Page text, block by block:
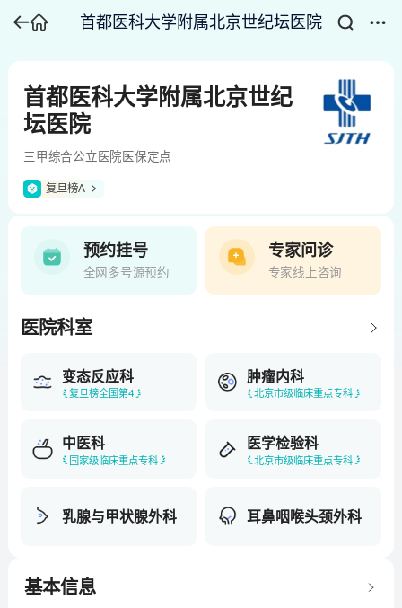
首都医科大学附属北京世纪坛医院
首都医科大学附属北京世纪
坛医院
三甲综合公立医院医保定点
复旦榜A
预约挂号
全网多号源预约
专家问诊
专家线上咨询
医院科室
变态反应科
复旦榜全国第4
肿瘤内科
北京市级临床重点专科
中医科
国家级临床重点专科
医学检验科
北京市级临床重点专科
乳腺与甲状腺外科 耳鼻咽喉头颈外科
基本信息